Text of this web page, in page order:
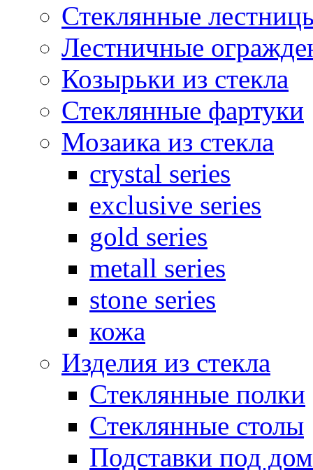
Стеклянные
Лестничные
Козырьки из стекла
Стеклянные фартуки
Мозаика из стекла
crystal series
exclusive series
gold series
metall series
stone series
кожа
Изделия из стекла
Стеклянные полки
Стеклянные столы
Подставки под